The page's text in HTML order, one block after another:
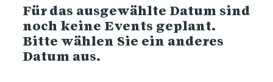
Für das ausgewählte Datum sind
noch keine Events geplant.
Bitte wählen Sie ein anderes
Datum aus.